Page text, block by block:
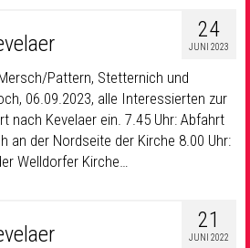
24
JUNI 2023
Pattern, Stetternich und
06.09.2023, alle Interessierten zur
nach Kevelaer ein. 7.45 Uhr: Abfahrt
an der Nordseite der Kirche 8.00 Uhr:
Welldorfer Kirche…
21
JUNI 2022